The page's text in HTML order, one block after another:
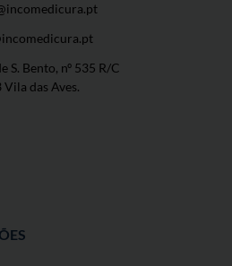
S. Bento, nº 535 R/C
das Aves.